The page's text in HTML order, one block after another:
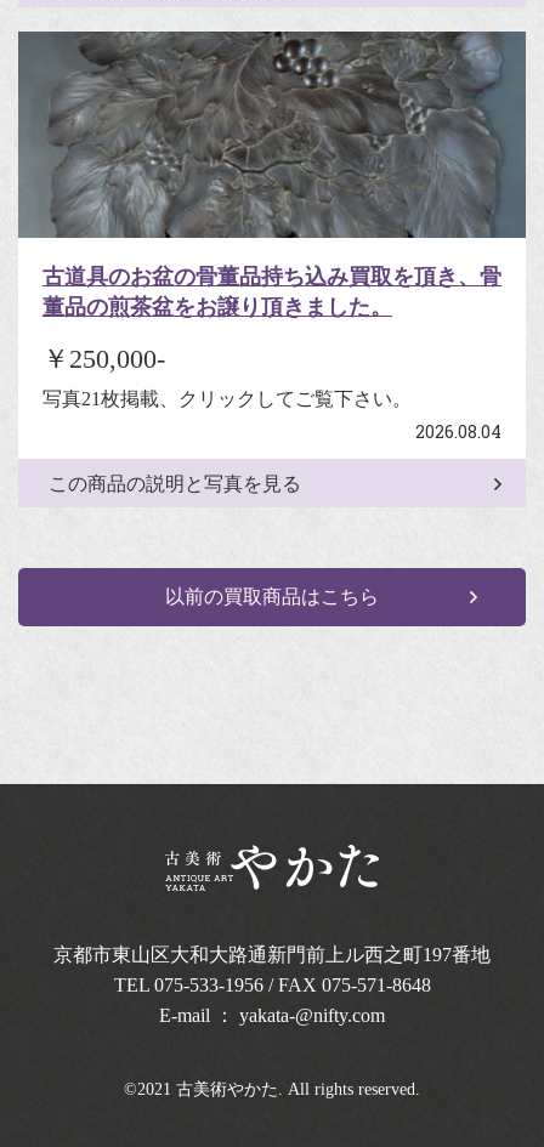
古道具のお盆の骨董品持ち込み買取を頂き、骨
董品の煎茶盆をお譲り頂きました。
￥250,000-
写真21枚掲載、クリックしてご覧下さい。
2026.08.04
この商品の説明と写真を見る
以前の買取商品はこちら
京都市東山区大和大路通新門前上ル西之町197番地
TEL 075-533-1956/ FAX 075-571-8648
E-mail ： yakata-@nifty.com
©2021 古美術やかた. All rights reserved.